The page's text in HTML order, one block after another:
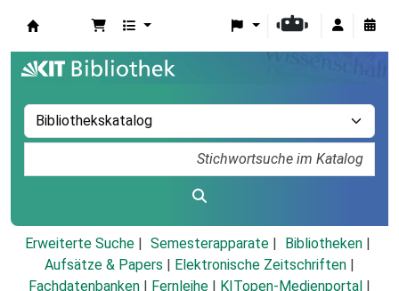
Erweiterte Suche Semesterapparate
Bibliotheken
Aufsätze & Papers
Elektronische Zeitschriften
Fachdatenbanken
Fernleihe KITopen-Medienportal